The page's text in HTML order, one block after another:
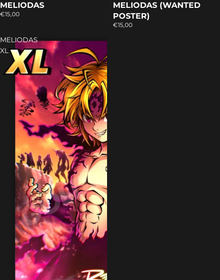
MELIODAS
€15,00
MELIODAS (WANTED
POSTER)
€15,00
MELIODAS
XL